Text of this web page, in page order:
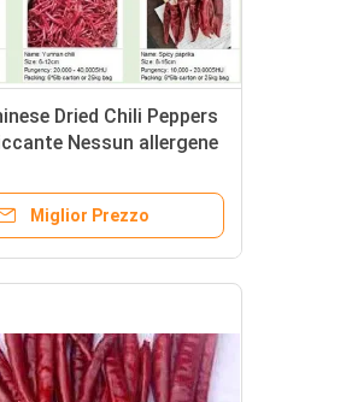
Dried Chili Peppers
Nessun allergene
alimentare e le ricette
Miglior Prezzo